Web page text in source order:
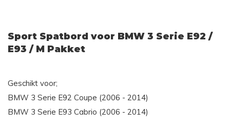
Sport Spatbord voor BMW 3 Serie E92 /
E93 / M Pakket
Geschikt voor;
BMW 3 Serie E92 Coupe (2006 - 2014)
BMW 3 Serie E93 Cabrio (2006 - 2014)